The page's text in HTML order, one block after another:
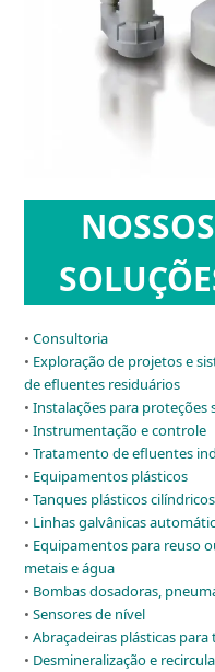
•Consultoria
• Exploração de projetos e
de efluentes residuários
•Instalações para proteções
•Instrumentação e controle
•Tratamento de efluentes
• Equipamentos plásticos
•Tanques plásticos
• Linhas galvânicas
• Equipamentos para reuso
metais e água
• Bombas dosadoras,
•Sensores de nível
•Abraçadeiras plásticas para
• Desmineralização e